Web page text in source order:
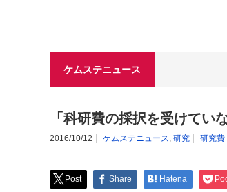
ケムステニュース
「科研費の採択を受けてい
2016/10/12 ケムステニュース, 研究 研究費
Post Share Hatena